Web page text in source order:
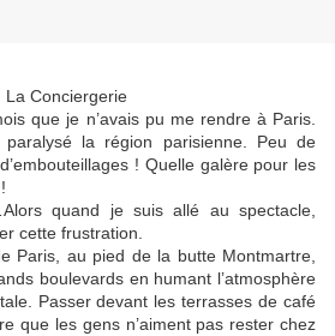
La Conciergerie
que je n’avais pu me rendre à Paris.
la région parisienne. Peu de
! Quelle galère pour les
quand je suis allé au spectacle,
cette frustration.
Paris, au pied de la butte Montmartre,
boulevards en humant l’atmosphère
Passer devant les terrasses de café
que les gens n’aiment pas rester chez